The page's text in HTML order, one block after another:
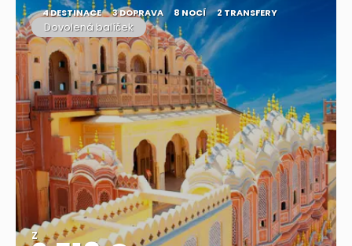
4 DESTINACE 3 DOPRAVA 8 NOCÍ 2 TRANSFERY
Dovolená balíček
Z